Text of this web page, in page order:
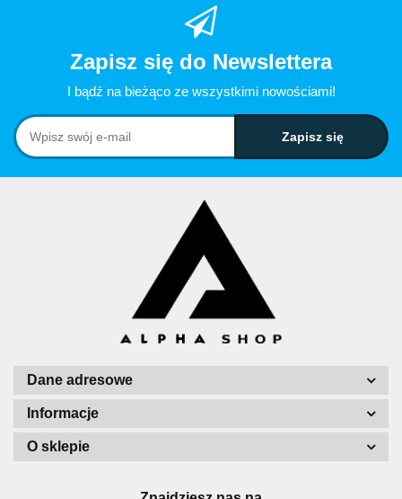
Zapisz się do Newslettera
I bądź na bieżąco ze wszystkimi nowościami!
Dane adresowe
Informacje
O sklepie